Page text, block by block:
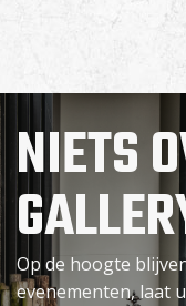
NIETS
Op de hoogte
evenementen, laat